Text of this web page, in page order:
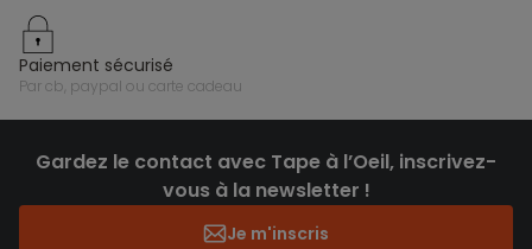
paiement sécurisé
par cb, paypal ou carte cadeau
Gardez le contact avec Tape à l’Oeil, inscrivez-
vous à la newsletter !
Je m'inscris